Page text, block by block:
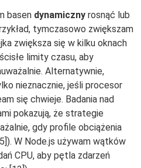
basen dynamiczny rosnąć lub
tymczasowo zwiększam
zwiększa się w kilku oknach
limity czasu, aby
Alternatywnie,
nieznacznie, jeśli procesor
się chwieje. Badania nad
pokazują, że strategie
gdy profile obciążenia
W Node.js używam wątków
CPU, aby pętla zdarzeń